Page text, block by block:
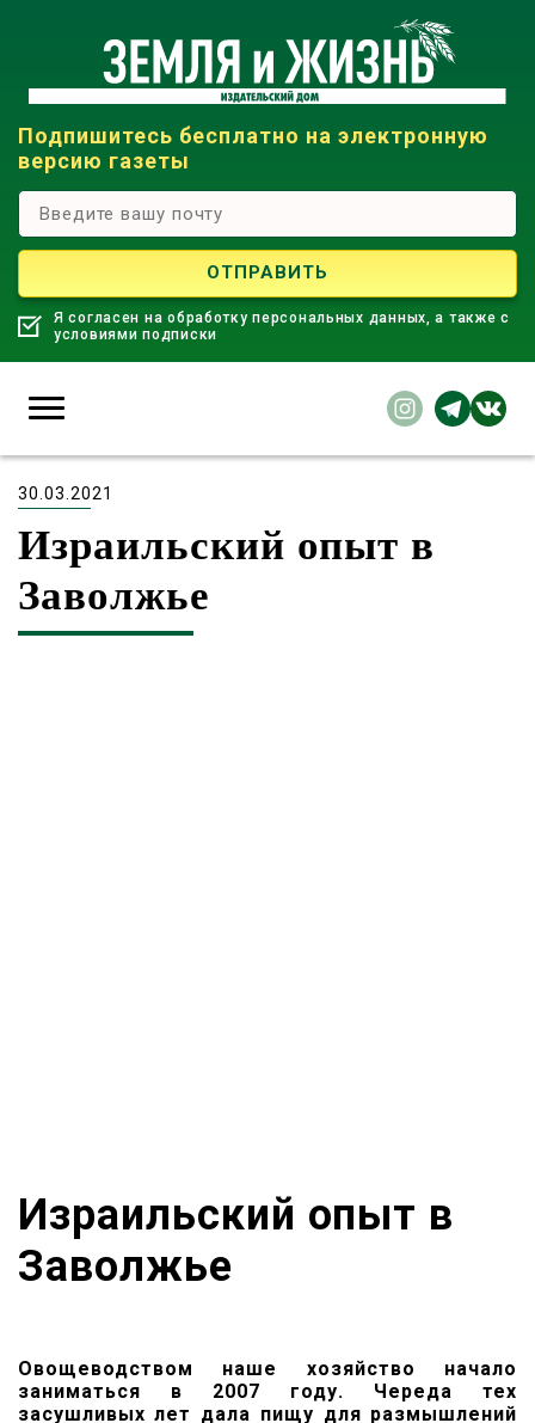
Подпишитесь бесплатно на электронную
версию газеты
Я согласен на обработку персональных данных, а также с
условиями подписки
30.03.2021
Израильский опыт в
Заволжье
Израильский опыт в
Заволжье
Овощеводством наше хозяйство начало
заниматься в 2007 году. Череда тех
засушливых лет дала пищу для размышлений